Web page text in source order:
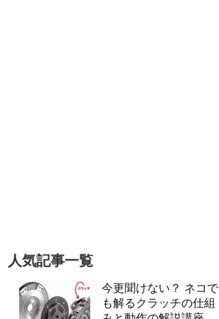
人気記事一覧
今更聞けない？ ネコで
も解るクラッチの仕組